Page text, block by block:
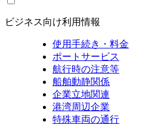
ビジネス向け利用情報
使用手続き・料金
ポートサービス
航行時の注意等
船舶動静関係
企業立地関連
港湾周辺企業
特殊車両の通行